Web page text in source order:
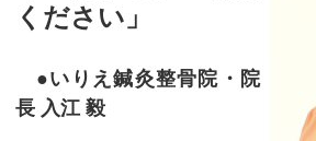
ください」
●いりえ鍼灸整骨院・院
長 入江 毅